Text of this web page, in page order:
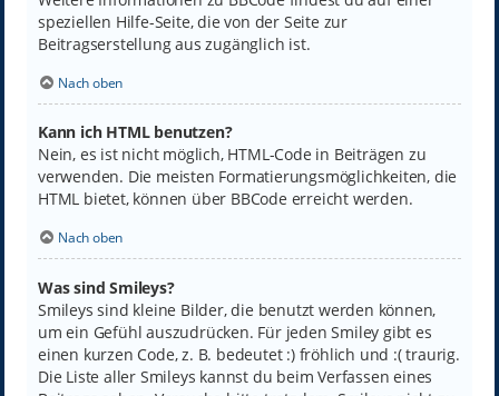
speziellen Hilfe-Seite, die von der Seite zur
Beitragserstellung aus zugänglich ist.
Nach oben
Kann ich HTML benutzen?
Nein, es ist nicht möglich, HTML-Code in Beiträgen zu
verwenden. Die meisten Formatierungsmöglichkeiten, die
HTML bietet, können über BBCode erreicht werden.
Nach oben
Was sind Smileys?
Smileys sind kleine Bilder, die benutzt werden können,
um ein Gefühl auszudrücken. Für jeden Smiley gibt es
einen kurzen Code, z. B. bedeutet :) fröhlich und :( traurig.
Die Liste aller Smileys kannst du beim Verfassen eines